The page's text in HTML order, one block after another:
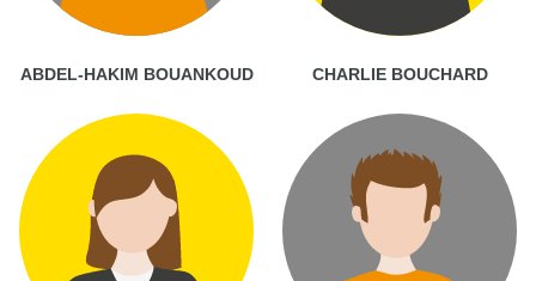
ABDEL-HAKIM BOUANKOUD CHARLIE BOUCHARD